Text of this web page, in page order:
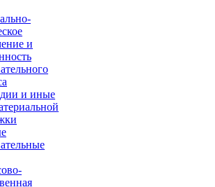
и
и иные